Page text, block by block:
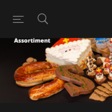
Bestellingen voor
16:00